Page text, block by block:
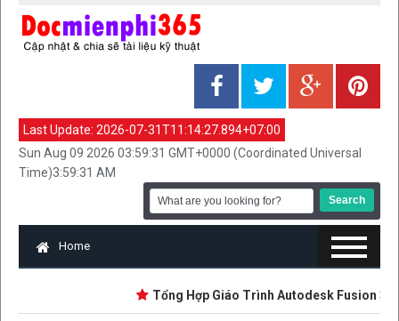
Last Update: 2026-07-31T11:14:27.894+07:00
Sun Aug 09 2026 03:59:31 GMT+0000 (Coordinated Universal
Time)3:59:31 AM
Home
Tổng Hợp Giáo Trình Autodesk Fusion 360 |